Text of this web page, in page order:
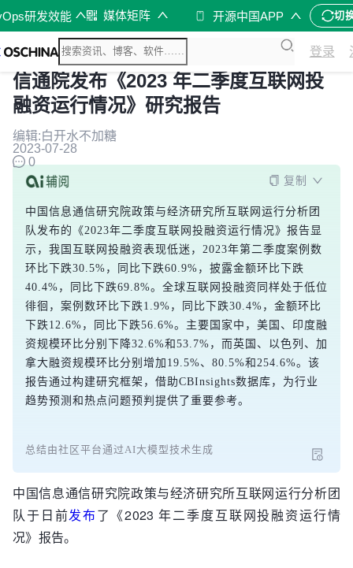
研发效能 媒体矩阵 开源中国APP 切
登录
信通院发布《2023 年二季度互联网投
融资运行情况》研究报告
编辑:白开水不加糖
2023-07-28
0
复制
中国信息通信研究院政策与经济研究所互联网运行分析团
队发布的《2023年二季度互联网投融资运行情况》报告显
示，我国互联网投融资表现低迷，2023年第二季度案例数
环比下跌30.5%，同比下跌60.9%，披露金额环比下跌
40.4%，同比下跌69.8%。全球互联网投融资同样处于低位
徘徊，案例数环比下跌1.9%，同比下跌30.4%，金额环比
下跌12.6%，同比下跌56.6%。主要国家中，美国、印度融
资规模环比分别下降32.6%和53.7%，而英国、以色列、加
拿大融资规模环比分别增加19.5%、80.5%和254.6%。该
报告通过构建研究框架，借助CBInsights数据库，为行业
趋势预测和热点问题预判提供了重要参考。
总结由社区平台通过AI大模型技术生成
中国信息通信研究院政策与经济研究所互联网运行分析团
队于日前发布了《2023 年二季度互联网投融资运行情
况》报告。